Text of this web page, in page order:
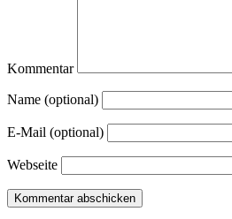
Kommentar
Name (optional)
E-Mail (optional)
Webseite